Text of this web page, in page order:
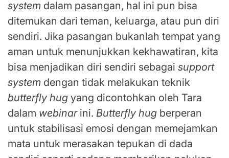
system dalam pasangan, hal ini pun bisa
ditemukan dari teman, keluarga, atau pun diri
sendiri. Jika pasangan bukanlah tempat yang
aman untuk menunjukkan kekhawatiran, kita
bisa menjadikan diri sendiri sebagai support
system dengan tidak melakukan teknik
butterfly hug yang dicontohkan oleh Tara
dalam webinar ini. Butterfly hug berperan
untuk stabilisasi emosi dengan memejamkan
mata untuk merasakan tepukan di dada